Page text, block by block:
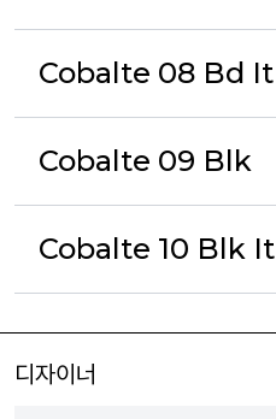
Cobalte 08 Bd It
Cobalte 09 Blk
Cobalte 10 Blk It
디자이너